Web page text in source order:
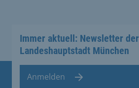
Immer aktuell: Newsletter der
Landeshauptstadt München
Anmelden